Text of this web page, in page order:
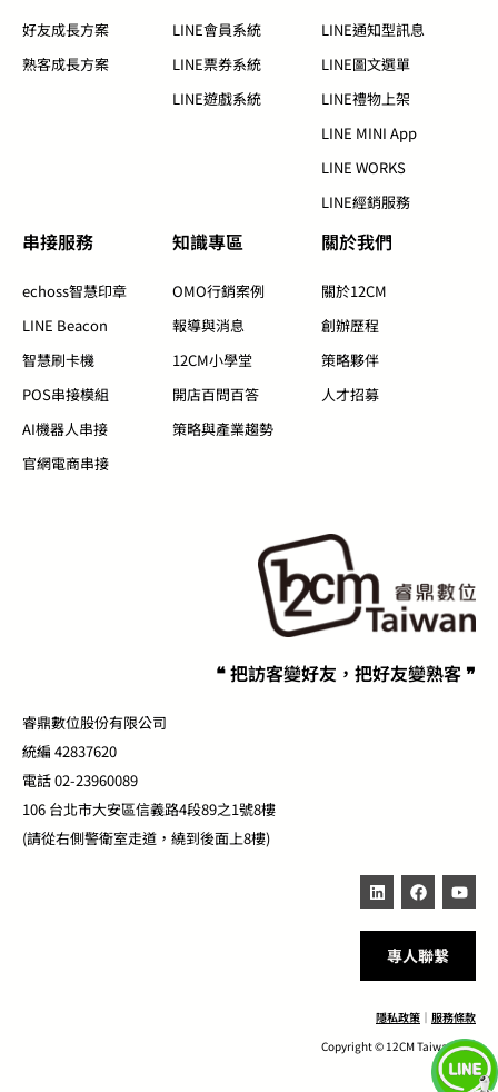
好友成長方案
熟客成長方案
LINE會員系統
LINE票券系統
LINE遊戲系統
LINE通知型訊息
LINE圖文選單
LINE禮物上架
LINE MINI App
LINE WORKS
LINE經銷服務
串接服務
echoss智慧印章
LINE Beacon
智慧刷卡機
POS串接模組
AI機器人串接
官網電商串接
知識專區​
OMO行銷案例
報導與消息
12CM小學堂
開店百問百答
策略與產業趨勢
關於我們​
關於12CM
創辦歷程
策略夥伴
人才招募
❝ 把訪客變好友，把好友變熟客 ❞
睿鼎數位股份有限公司
統編 42837620
電話 02-23960089
106 台北市大安區信義路4段89之1號8樓
(請從右側警衛室走道，繞到後面上8樓)
專人聯繫
隱私政策 ｜ 服務條款
Copyright © 12CM Taiwan Inc.